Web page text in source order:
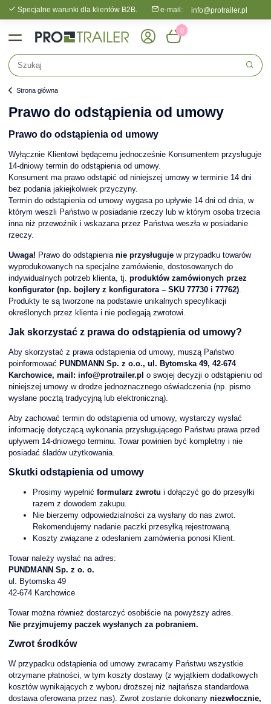
Specjalne warunki dla klientów B2B. e-mail: info@protrailer.pl
0
Strona główna
Prawo do odstąpienia od umowy
Prawo do odstąpienia od umowy
Wyłącznie Klientowi będącemu jednocześnie Konsumentem przysługuje
14-dniowy termin do odstąpienia od umowy.
Konsument ma prawo odstąpić od niniejszej umowy w terminie 14 dni
bez podania jakiejkolwiek przyczyny.
Termin do odstąpienia od umowy wygasa po upływie 14 dni od dnia, w
którym weszli Państwo w posiadanie rzeczy lub w którym osoba trzecia
inna niż przewoźnik i wskazana przez Państwa weszła w posiadanie
rzeczy.
Uwaga! Prawo do odstąpienia nie przysługuje w przypadku towarów
wyprodukowanych na specjalne zamówienie, dostosowanych do
indywidualnych potrzeb klienta, tj. produktów zamówionych przez
konfigurator (np. bojlery z konfiguratora – SKU 77730 i 77762).
Produkty te są tworzone na podstawie unikalnych specyfikacji
określonych przez klienta i nie podlegają zwrotowi.
Jak skorzystać z prawa do odstąpienia od umowy?
Aby skorzystać z prawa odstąpienia od umowy, muszą Państwo
poinformować PUNDMANN Sp. z o.o., ul. Bytomska 49, 42-674
Karchowice, mail: info@protrailer.pl o swojej decyzji o odstąpieniu od
niniejszej umowy w drodze jednoznacznego oświadczenia (np. pismo
wysłane pocztą tradycyjną lub elektroniczną).
Aby zachować termin do odstąpienia od umowy, wystarczy wysłać
informację dotyczącą wykonania przysługującego Państwu prawa przed
upływem 14-dniowego terminu. Towar powinien być kompletny i nie
posiadać śladów użytkowania.
Skutki odstąpienia od umowy
Prosimy wypełnić formularz zwrotu i dołączyć go do przesyłki
razem z dowodem zakupu.
Nie bierzemy odpowiedzialności za wysłany do nas zwrot.
Rekomendujemy nadanie paczki przesyłką rejestrowaną.
Koszty związane z odesłaniem zamówienia ponosi Klient.
Towar należy wysłać na adres:
PUNDMANN Sp. z o. o.
ul. Bytomska 49
42-674 Karchowice
Towar można również dostarczyć osobiście na powyższy adres.
Nie przyjmujemy paczek wysłanych za pobraniem.
Zwrot środków
W przypadku odstąpienia od umowy zwracamy Państwu wszystkie
otrzymane płatności, w tym koszty dostawy (z wyjątkiem dodatkowych
kosztów wynikających z wyboru droższej niż najtańsza standardowa
dostawa oferowana przez nas). Zwrot zostanie dokonany niezwłocznie,